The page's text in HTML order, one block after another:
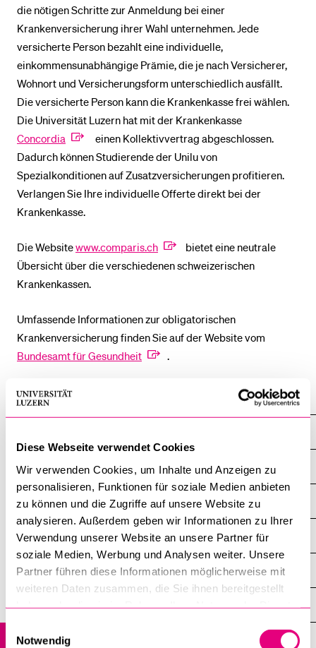
Diese Webseite verwendet Cookies
Wir verwenden Cookies, um Inhalte und Anzeigen zu
personalisieren, Funktionen für soziale Medien anbieten
zu können und die Zugriffe auf unsere Website zu
analysieren. Außerdem geben wir Informationen zu Ihrer
Verwendung unserer Website an unsere Partner für
soziale Medien, Werbung und Analysen weiter. Unsere
Partner führen diese Informationen möglicherweise mit
weiteren Daten zusammen, die Sie ihnen bereitgestellt
Einwilligungsauswahl
Notwendig
Startseite
Bibliothek
Career Services
Gesundheitswoche
Beratung und Seelsorge
Informatik
Krankenversicherung
die nötigen Schritte zur Anmeldung bei einer
Krankenversicherung ihrer Wahl unternehmen. Jede
versicherte Person bezahlt eine individuelle,
einkommensunabhängige Prämie, die je nach Versicherer,
Wohnort und Versicherungsform unterschiedlich ausfällt.
Die versicherte Person kann die Krankenkasse frei wählen.
Die Universität Luzern hat mit der Krankenkasse
Concordia
einen Kollektivvertrag abgeschlossen.
Dadurch können Studierende der Unilu von
Spezialkonditionen auf Zusatzversicherungen profitieren.
Verlangen Sie Ihre individuelle Offerte direkt bei der
Krankenkasse.
Die Websitewww.comparis.ch
bietet eine neutrale
Übersicht über die verschiedenen schweizerischen
Krankenkassen.
Umfassende Informationen zur obligatorischen
Krankenversicherung finden Sie auf der Website vom
Bundesamt für Gesundheit
.
BELIEBTE INHALTE
Vorlesungsverzeichnis
Bibliothek
Sportangebot
Menuplan Mensa
Anmeldung und Zulassung